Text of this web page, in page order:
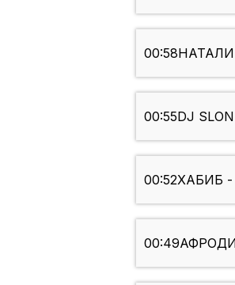
00:58
00:55DJ
00:52ХАБИБ
00:49